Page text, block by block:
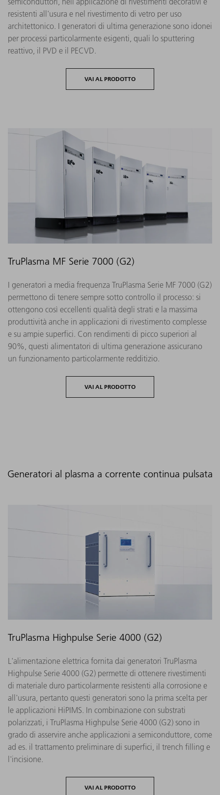
resistenti all'usura e nel rivestimento di vetro per uso
architettonico. I generatori di ultima generazione sono idonei
per processi particolarmente esigenti, quali lo sputtering
reattivo, il PVD e il PECVD.
VAI AL PRODOTTO
TruPlasma MF Serie 7000 (G2)
I generatori a media frequenza TruPlasma Serie MF 7000 (G2)
permettono di tenere sempre sotto controllo il processo: si
ottengono così eccellenti qualità degli strati e la massima
produttività anche in applicazioni di rivestimento complesse
e su ampie superfici. Con rendimenti di picco superiori al
90%, questi alimentatori di ultima generazione assicurano
un funzionamento particolarmente redditizio.
VAI AL PRODOTTO
Generatori al plasma a corrente continua pulsata
TruPlasma Highpulse Serie 4000 (G2)
L'alimentazione elettrica fornita dai generatori TruPlasma
Highpulse Serie 4000 (G2) permette di ottenere rivestimenti
di materiale duro particolarmente resistenti alla corrosione e
all'usura, pertanto questi generatori sono la prima scelta per
le applicazioni HiPIMS. In combinazione con substrati
polarizzati, i TruPlasma Highpulse Serie 4000 (G2) sono in
grado di asservire anche applicazioni a semiconduttore, come
ad es. il trattamento preliminare di superfici, il trench filling e
l'incisione.
VAI AL PRODOTTO